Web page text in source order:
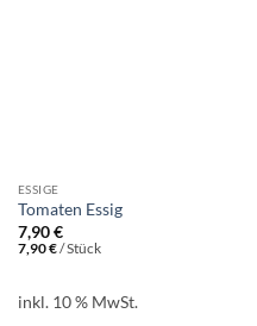
ESSIGE
Tomaten Essig
7,90€
7,90€/Stück
inkl. 10 % MwSt.